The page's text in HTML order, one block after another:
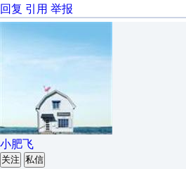
回复 引用 举报
小肥飞
关注 私信